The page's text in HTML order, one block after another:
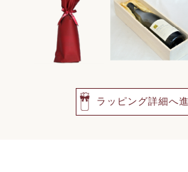
ラッピング詳細へ